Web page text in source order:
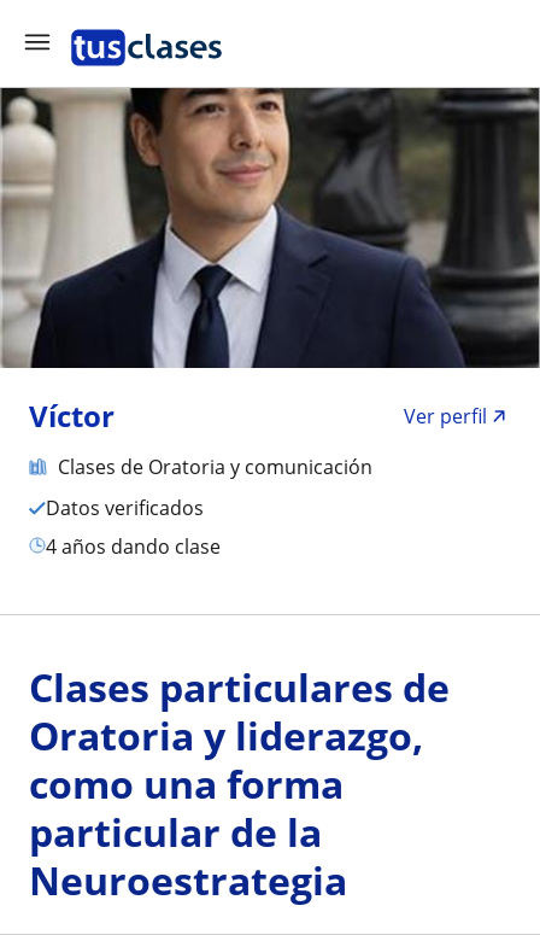
Víctor
Ver perfil
Clases de Oratoria y comunicación
Datos verificados
4 años dando clase
Clases particulares de
Oratoria y liderazgo,
como una forma
particular de la
Neuroestrategia